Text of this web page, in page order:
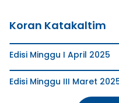
Koran Katakaltim
Edisi Minggu I April 2025
Edisi Minggu III Maret